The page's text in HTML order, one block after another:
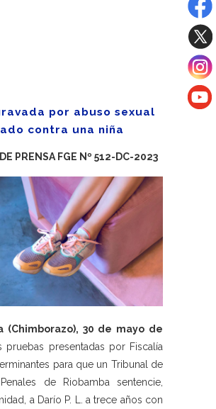
por abuso sexual
contra una niña
PRENSA FGE Nº 512-DC-2023
(Chimborazo), 30 de mayo de
pruebas presentadas por Fiscalía
para que un Tribunal de
de Riobamba sentencie,
a Darío P. L. a trece años con